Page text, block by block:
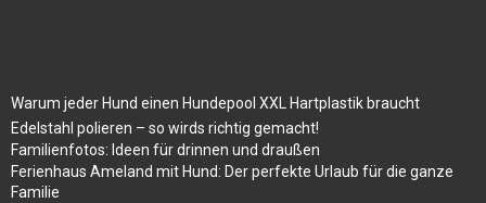
Warum jeder Hund einen Hundepool XXL Hartplastik braucht
Edelstahl polieren – so wirds richtig gemacht!
Familienfotos: Ideen für drinnen und draußen
Ferienhaus Ameland mit Hund: Der perfekte Urlaub für die ganze
Familie